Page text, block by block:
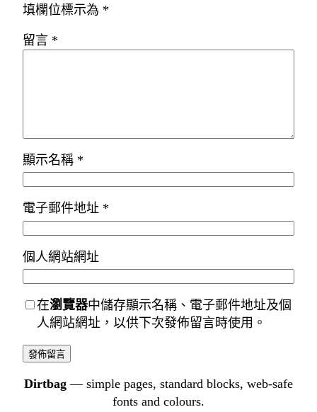
填欄位標示為 *
留言 *
顯示名稱 *
電子郵件地址 *
個人網站網址
在瀏覽器中儲存顯示名稱、電子郵件地址及個
人網站網址，以供下次發佈留言時使用。
Dirtbag — simple pages, standard blocks, web-safe
fonts and colours.